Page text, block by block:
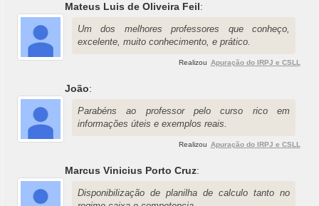
Mateus Luis de Oliveira Feil:
Um dos melhores professores que conheço,
excelente, muito conhecimento, e prático.
Realizou Apuração do IRPJ e CSLL
João:
Parabéns ao professor pelo curso rico em
informações úteis e exemplos reais.
Realizou Apuração do IRPJ e CSLL
Marcus Vinicius Porto Cruz:
Disponibilização de planilha de calculo tanto no